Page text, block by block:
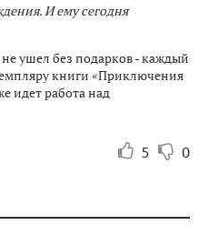
И ему сегодня
ушел без подарков - каждый
книги «Приключения
идет работа над
5 0